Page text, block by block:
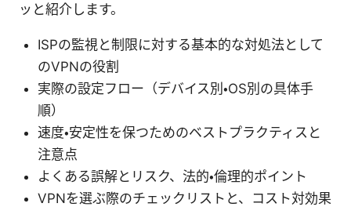
ッと紹介します。
ISPの監視と制限に対する基本的な対処法として
のVPNの役割
実際の設定フロー（デバイス別・OS別の具体手
順）
速度・安定性を保つためのベストプラクティスと
注意点
よくある誤解とリスク、法的・倫理的ポイント
VPNを選ぶ際のチェックリストと、コスト対効果